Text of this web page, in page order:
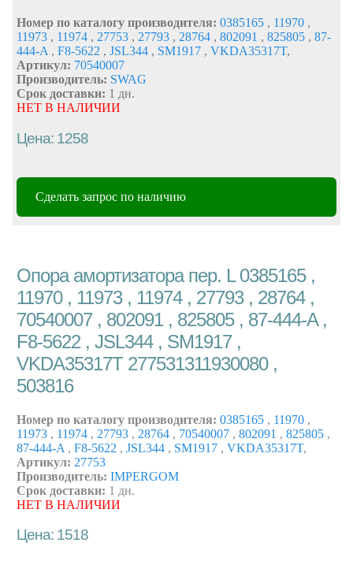
Номер по каталогу производителя: 0385165 , 11970 ,
11973 , 11974 , 27753 , 27793 , 28764 , 802091 , 825805 , 87-
444-A , F8-5622 , JSL344 , SM1917 , VKDA35317T,
Артикул: 70540007
Производитель: SWAG
Срок доставки: 1 дн.
НЕТ В НАЛИЧИИ
Цена: 1258
Сделать запрос по наличию
Опора амортизатора пер. L 0385165 ,
11970 , 11973 , 11974 , 27793 , 28764 ,
70540007 , 802091 , 825805 , 87-444-A ,
F8-5622 , JSL344 , SM1917 ,
VKDA35317T 277531311930080 ,
503816
Номер по каталогу производителя: 0385165 , 11970 ,
11973 , 11974 , 27793 , 28764 , 70540007 , 802091 , 825805 ,
87-444-A , F8-5622 , JSL344 , SM1917 , VKDA35317T,
Артикул: 27753
Производитель: IMPERGOM
Срок доставки: 1 дн.
НЕТ В НАЛИЧИИ
Цена: 1518